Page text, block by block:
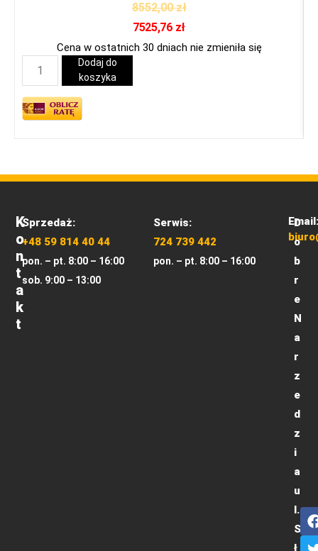
8552,00zł
7525,76 zł
Cena w ostatnich 30 dniach nie zmieniła się
Dodaj do
koszyka
K
O
N
T
A
K
T
Sprzedaż:
+48 59 814 40 44
pon. – pt. 8:00 – 16:00
sob. 9:00 – 13:00
Serwis:
724 739 442
pon. – pt. 8:00 – 16:00
Email:
D
o
b
r
e
N
a
r
z
e
d
z
i
a
u
l.
S
ł